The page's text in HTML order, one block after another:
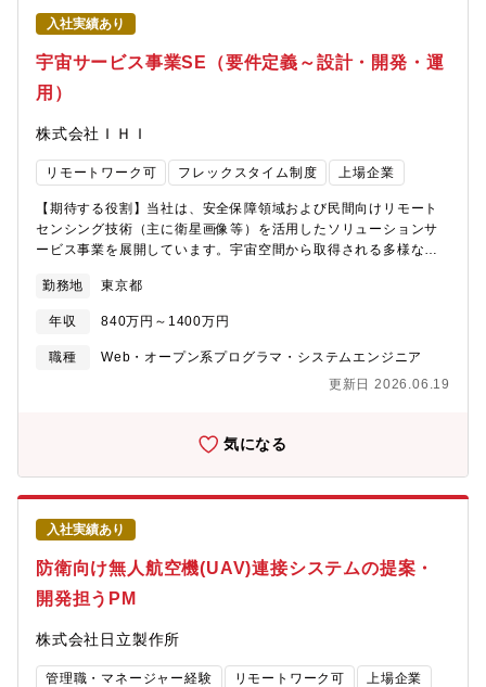
前提としたソリューション提案を行う・見積、提案書作成（構築
パートナーへの要求事項提示・見積内容精査含む）・顧客へのプ
レゼンテーション２、ニーズのヒアリング顧客・ユーザーと直接
会話し、ニーズや現在の業務とその背景を理解するヒアリングし
た結果をアウトプットし、顧客との認識齟齬が無いように合意す
務をデザインServiceNowの標準機能を理解した上で、まずは標準
きない要件に対しては、開発方法を検討し説明・合意する４、導
整から構築パートナーを含めた開発管理まで実施する５、活用支
援定着化・活用支援、データ分析支援、運用保守、エンハンス業
務の推進【魅力点】プロジェクトマネジメントなどNRI流の開発手
法のキャッチアップについては、NRIの研修プログラムに加えて、
査会議などに同席いただき、レビューのポイントなどの理解を深
証券会社様と新たなビジネス・サービスの構築をスピード感もっ
て推進していくことが求められています。【募集職種の期待役
割】お客様のニーズに即したITソリューションの企画からシステ
ム構築、導入までを担う様々な案件がプロジェクトとして稼働す
る中で、現在稼働中もしくは今後稼働予定のプロジェクトの推進
務内容】・500MMを超える大規模ITプロジェクトにおける次の内
容 プロジェクトマネジメント 品質マネジメント ステークホ
ルダーマネジメント リソースマネジメント【プロジェクト
模システム開発プロジェクトや業界横断ITソリューションサービ
スの構築・運営を行っています。具体的には・大手金融機関現行
システムのクラウドリフト・大手金融機関バックオフィスシステ
ム再構築・金融業界横断の資金連携、担保ローンサービスの新規
しい開発手法によるシステム構築 など【仕事の魅力・やりが
に留まらず広く、金融機関や官公庁、地方自治体、事業会社を顧
客としています。重要な社会インフラの一つとなった政府のマイ
カンパニーを巻き込みながら、業界横断軸でのサービス企画も遂
るのはNRIならではであり、非常にエキサイティングなポジション
ント経験を積むだけではなく、広範囲なキャリアを実現すること
ができます。
入社実績あり
宇宙サービス事業SE（要件定義～設計・開発・運
用）
株式会社ＩＨＩ
リモートワーク可 フレックスタイム制度 上場企業
【期待する役割】当社は、安全保障領域および民間向けリモート
センシング技術（主に衛星画像等）を活用したソリューションサ
ービス事業を展開しています。宇宙空間から取得される多様なセ
ムリーに提供することがミッションです。安全保障分野における
状況把握・監視ニーズから、民間企業のインフラ保全、災害対
応、農業・環境モニタリングなど、多様なユースケースへの展開
を加速させています。本求人の所属部署は、こうした「安全保
全体の企画・運用を担う中核部門です。今回募集するポジション
設計・開発・運用を一貫して担っていただきます。事業責任者や
企画担当と密接に連携しながら、要件整理～システム設計～開発
～リリース後の運用・改善まで、サービスライフサイクル全体を
見据えたエンジニアリングをリードいただく役割です。部署とし
ては、システムズ・エンジニアリングの観点を十分に取り入れた
開発プロセスがまだ確立途上であり、事業拡大に耐えうる「標準
化されたシステム開発・運用基盤」を整備していくことが重要な
テーマとなっています。【具体的には】入社後は、ソリューショ
ンサービス事業全体を支えるシステムの要件整理・設計・開発・
す。■事業企画・サービス企画担当との協議に基づく、システム要
件の整理・とりまとめ・対象ユーザ・利用シーンを踏まえた機能
要件／非機能要件の定義・サービスライフサイクル（企画～PoC
勤務地 東京都
年収 840万円～1400万円
職種
Web・オープン系プログラマ・システムエンジニア
更新日 2026.06.19
気になる
入社実績あり
防衛向け無人航空機(UAV)連接システムの提案・
開発担うPM
株式会社日立製作所
管理職・マネージャー経験 リモートワーク可 上場企業